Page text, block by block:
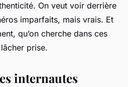
On veut voir derrière
imparfaits, mais vrais. Et
qu’on cherche dans ces
prise.
internautes